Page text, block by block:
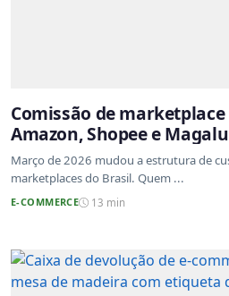
Comissão de marketplace
Amazon, Shopee e
atualizadas
Março de 2026 mudou a estrutura de
marketplaces do Brasil. Quem ...
E-COMMERCE 13 min